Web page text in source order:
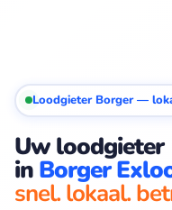
Loodgieter Borger —
Uw loodgieter
in Borger
snel. lokaal.